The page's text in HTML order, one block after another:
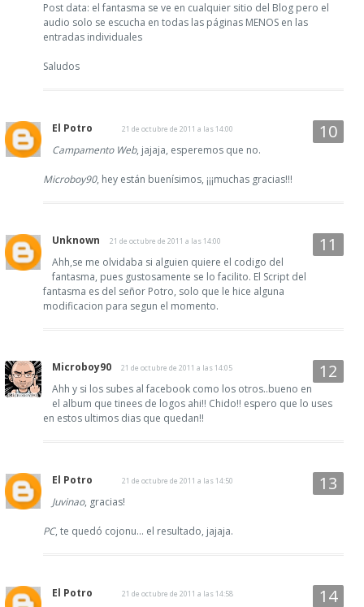
Post data: el fantasma se ve en cualquier sitio del Blog pero el
audio solo se escucha en todas las páginas MENOS en las
entradas individuales
Saludos
El Potro 21 de octubre de 2011 a las 14:00
Campamento Web, jajaja, esperemos que no.
Microboy90, hey están buenísimos, ¡¡¡muchas gracias!!!
Unknown 21 de octubre de 2011 a las 14:00
Ahh,se me olvidaba si alguien quiere el codigo del
fantasma, pues gustosamente se lo facilito. El Script del
fantasma es del señor Potro, solo que le hice alguna
modificacion para segun el momento.
Microboy90 21 de octubre de 2011 a las 14:05
Ahh y si los subes al facebook como los otros..bueno en
el album que tinees de logos ahi!! Chido!! espero que lo uses
en estos ultimos dias que quedan!!
El Potro 21 de octubre de 2011 a las 14:50
Juvinao, gracias!
PC, te quedó cojonu... el resultado, jajaja.
El Potro 21 de octubre de 2011 a las 14:58